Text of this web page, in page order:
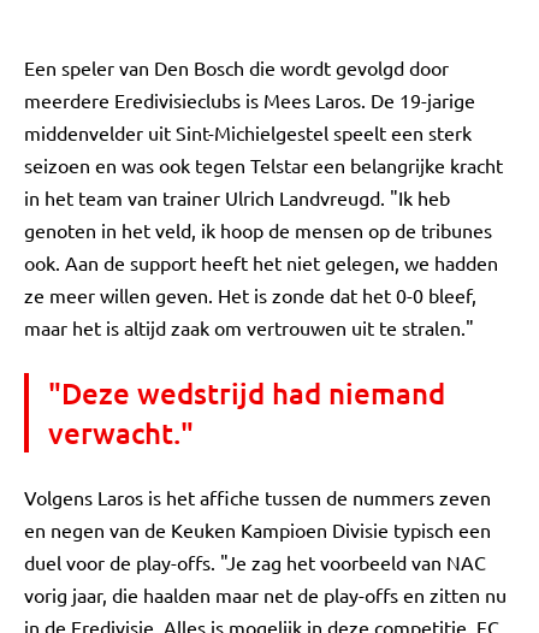
Een speler van Den Bosch die wordt gevolgd door
meerdere Eredivisieclubs is Mees Laros. De 19-jarige
middenvelder uit Sint-Michielgestel speelt een sterk
seizoen en was ook tegen Telstar een belangrijke kracht
in het team van trainer Ulrich Landvreugd. "Ik heb
genoten in het veld, ik hoop de mensen op de tribunes
ook. Aan de support heeft het niet gelegen, we hadden
ze meer willen geven. Het is zonde dat het 0-0 bleef,
maar het is altijd zaak om vertrouwen uit te stralen."
"Deze wedstrijd had niemand
verwacht."
Volgens Laros is het affiche tussen de nummers zeven
en negen van de Keuken Kampioen Divisie typisch een
duel voor de play-offs. "Je zag het voorbeeld van NAC
vorig jaar, die haalden maar net de play-offs en zitten nu
in de Eredivisie. Alles is mogelijk in deze competitie. FC